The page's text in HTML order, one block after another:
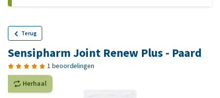
Terug
Sensipharm Joint Renew Plus - Paard
1 beoordelingen
Herhaal